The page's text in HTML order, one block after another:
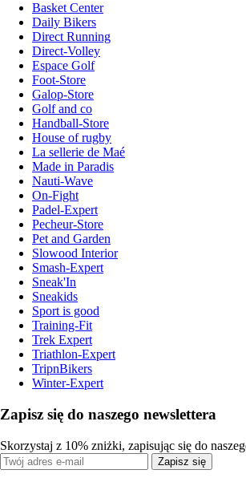
Basket Center
Daily Bikers
Direct Running
Direct-Volley
Espace Golf
Foot-Store
Galop-Store
Golf and co
Handball-Store
House of rugby
La sellerie de Maé
Made in Paradis
Nauti-Wave
On-Fight
Padel-Expert
Pecheur-Store
Pet and Garden
Slowood Interior
Smash-Expert
Sneak'In
Sneakids
Sport is good
Training-Fit
Trek Expert
Triathlon-Expert
TripnBikers
Winter-Expert
Zapisz się do naszego newslettera
Skorzystaj z 10% zniżki, zapisując się do
Zapisz się